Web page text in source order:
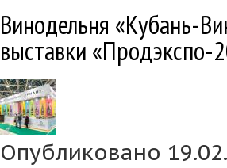
Винодельня «Кубань-
выставки «Продэкспо-
Опубликовано